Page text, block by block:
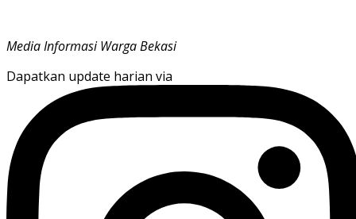
Media Informasi Warga Bekasi
Dapatkan update harian via